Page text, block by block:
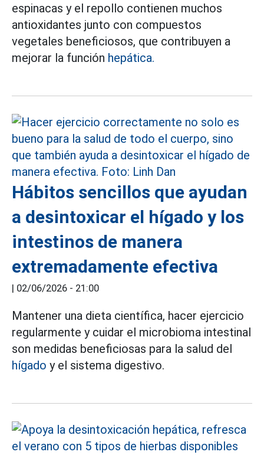
espinacas y el repollo contienen muchos
antioxidantes junto con compuestos
vegetales beneficiosos, que contribuyen a
mejorar la función hepática.
Hábitos sencillos que ayudan
a desintoxicar el hígado y los
intestinos de manera
extremadamente efectiva
| 02/06/2026 - 21:00
Mantener una dieta científica, hacer ejercicio
regularmente y cuidar el microbioma intestinal
son medidas beneficiosas para la salud del
hígado y el sistema digestivo.